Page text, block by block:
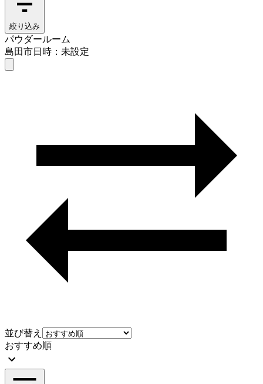
絞り込み
パウダールーム
島田市日時：未設定
並び替え
おすすめ順